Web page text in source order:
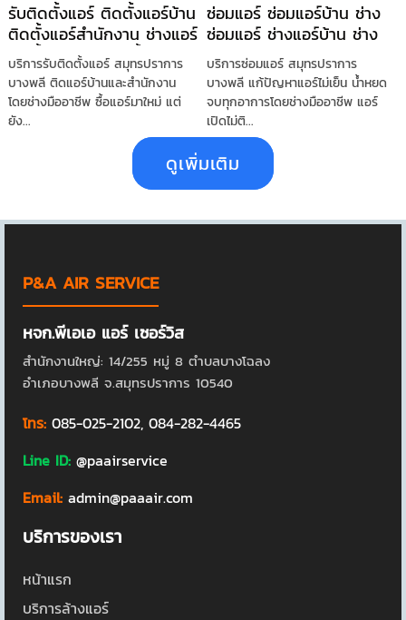
รับติดตั้งแอร์ ติดตั้งแอร์บ้าน
ติดตั้งแอร์สำนักงาน ช่างแอร์
ติดตั้งแอร์ ช่างติดตั้งแอร์
คอนโด
บริการรับติดตั้งแอร์ สมุทรปราการ
บางพลี ติดแอร์บ้านและสำนักงาน
โดยช่างมืออาชีพ ซื้อแอร์มาใหม่ แต่
ยัง...
ซ่อมแอร์ ซ่อมแอร์บ้าน ช่าง
ซ่อมแอร์ ช่างแอร์บ้าน ช่าง
แอร์ แอร์ไม่เย็น
บริการซ่อมแอร์ สมุทรปราการ
บางพลี แก้ปัญหาแอร์ไม่เย็น น้ำหยด
จบทุกอาการโดยช่างมืออาชีพ แอร์
เปิดไม่ติ...
ดูเพิ่มเติม
P&A AIR SERVICE
หจก.พีเอเอ แอร์ เซอร์วิส
สำนักงานใหญ่: 14/255 หมู่ 8 ตำบลบางโฉลง
อำเภอบางพลี จ.สมุทรปราการ 10540
โทร: 085-025-2102, 084-282-4465
Line ID: @paairservice
Email: admin@paaair.com
บริการของเรา
หน้าแรก
บริการล้างแอร์